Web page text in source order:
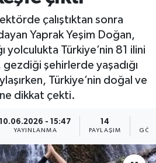
çalıştıktan sonra
Yaprak Yeşim Doğan,
yolculukta Türkiye’nin 81 ilini
şehirlerde yaşadığı
Türkiye’nin doğal ve
dikkat çekti.
10.06.2026 - 15:47
YAYINLANMA
14
PAYLAŞIM